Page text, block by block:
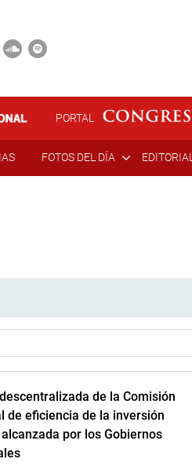
PORTAL
FOTOS DEL DÍA EDITORIAL
de la Comisión
de eficiencia de la inversión
por los Gobiernos